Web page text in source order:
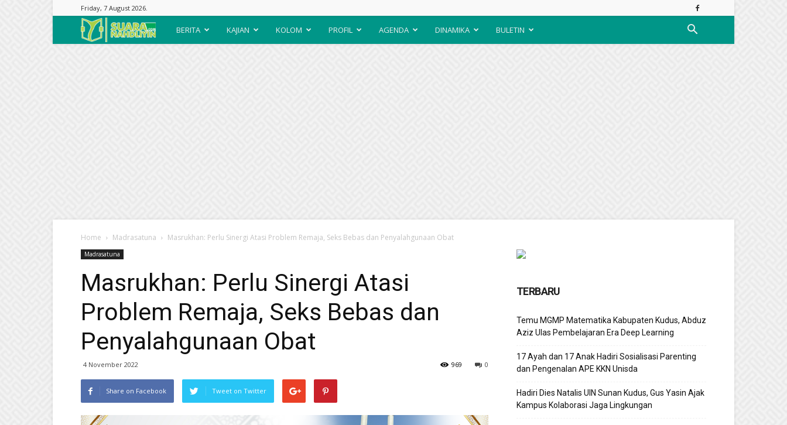
Friday, 7 August 2026.
Suara
BERITA KAJIAN KOLOM PROFIL AGENDA DINAMIKA BULETIN
Home Madrasatuna Masrukhan: Perlu Sinergi Atasi Problem Remaja, Seks Bebas dan Penyalahgunaan Obat
Madrasatuna
Masrukhan: Perlu Sinergi Atasi
Problem Remaja, Seks Bebas dan
Penyalahgunaan Obat
4 November 2022 0
969
Share on Facebook Tweet on Twitter
TERBARU
Temu MGMP Matematika Kabupaten Kudus, Abduz
Aziz Ulas Pembelajaran Era Deep Learning
17 Ayah dan 17 Anak Hadiri Sosialisasi Parenting
dan Pengenalan APE KKN Unisda
Hadiri Dies Natalis UIN Sunan Kudus, Gus Yasin Ajak
Kampus Kolaborasi Jaga Lingkungan